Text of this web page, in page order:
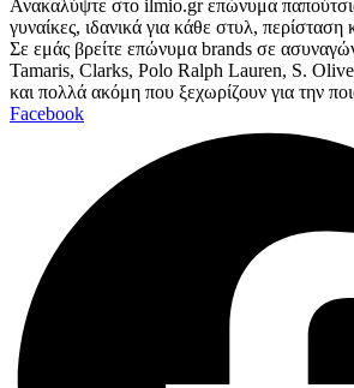
Ανακαλύψτε στο ilmio.gr επώνυμα
γυναίκες, ιδανικά για κάθε στυλ, περίσταση
Σε εμάς βρείτε επώνυμα brands σε
Tamaris, Clarks, Polo Ralph Lauren, S.
και πολλά ακόμη που ξεχωρίζουν για την
Facebook